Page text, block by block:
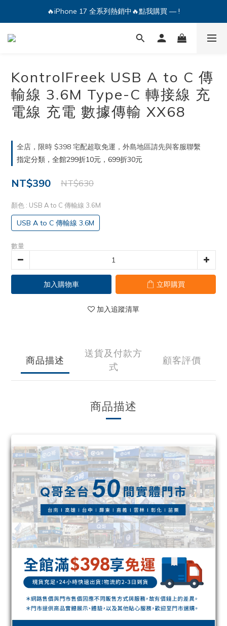
🔥iPhone 17 全系列熱銷中🔥點我購買 — !
💕加入Q哥 Line 新好友領優惠券！🎫
🔥iPhone 17 全系列熱銷中🔥點我購買 — !
KontrolFreek USB A to C 傳
輸線 3.6M Type-C 轉接線 充
電線 充電 數據傳輸 XX68
全店，限時 $398 宅配超取免運，外島地區請先與客服聯繫
指定分類，全館299折10元，699折30元
NT$390 NT$630
顏色 : USB A to C 傳輸線 3.6M
USB A to C 傳輸線 3.6M
數量
加入購物車 立即購買
加入追蹤清單
商品描述
送貨及付款方
式
顧客評價
商品描述